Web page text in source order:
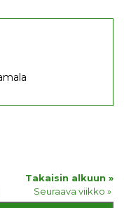
Takaisin alkuun »
Seuraava viikko »